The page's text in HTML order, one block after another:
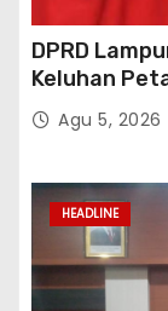
DPRD
Keluhan
Penyaluran
Lestari
Agu 5, 2026
HEADLINE